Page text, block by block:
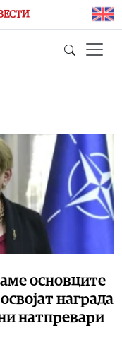
основците
награда
натпревари